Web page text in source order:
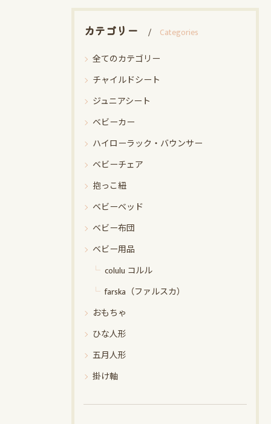
カテゴリー Categories
全てのカテゴリー
チャイルドシート
ジュニアシート
ベビーカー
ハイローラック・バウンサー
ベビーチェア
抱っこ紐
ベビーベッド
ベビー布団
ベビー用品
colulu コルル
farska（ファルスカ）
おもちゃ
ひな人形
五月人形
掛け軸